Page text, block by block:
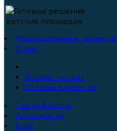
Реализованные проекты
О нас
Вопрос—ответ
Отзывы клиентов
Сертификаты
Ассоциация
Блог